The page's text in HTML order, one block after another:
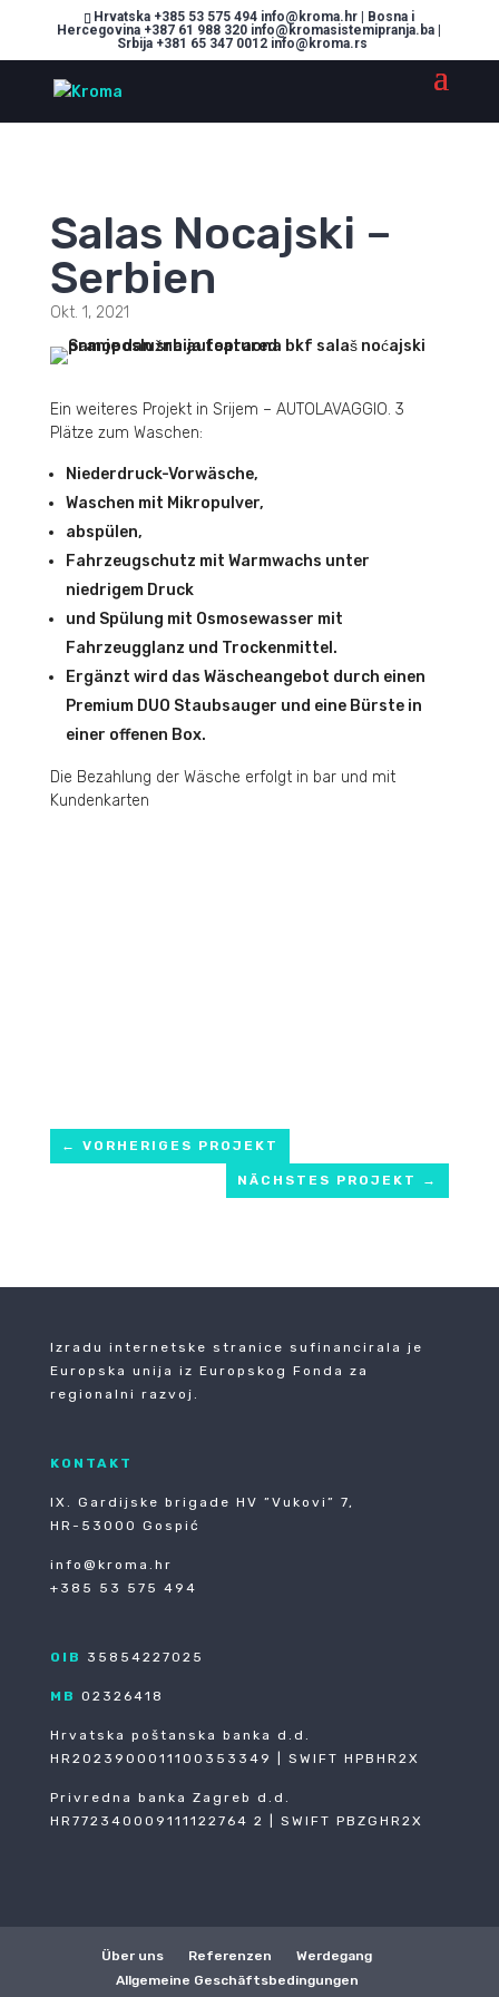
Hrvatska +385 53 575 494 info@kroma.hr | Bosna i
Hercegovina +387 61 988 320 info@kromasistemipranja.ba |
Srbija +381 65 347 0012 info@kroma.rs
Salas Nocajski –
Serbien
Okt. 1, 2021
Ein weiteres Projekt in Srijem – AUTOLAVAGGIO. 3
Plätze zum Waschen:
Niederdruck-Vorwäsche,
Waschen mit Mikropulver,
abspülen,
Fahrzeugschutz mit Warmwachs unter
niedrigem Druck
und Spülung mit Osmosewasser mit
Fahrzeugglanz und Trockenmittel.
Ergänzt wird das Wäscheangebot durch einen
Premium DUO Staubsauger und eine Bürste in
einer offenen Box.
Die Bezahlung der Wäsche erfolgt in bar und mit
Kundenkarten
← VORHERIGES PROJEKT
NÄCHSTES PROJEKT →
Izradu internetske stranice sufinancirala je
Europska unija iz Europskog Fonda za
regionalni razvoj.
KONTAKT
IX. Gardijske brigade HV ”Vukovi” 7,
HR-53000 Gospić
info@kroma.hr
+385 53 575 494
OIB 35854227025
MB 02326418
Hrvatska poštanska banka d.d.
HR2023900011100353349 | SWIFT HPBHR2X
Privredna banka Zagreb d.d.
HR772340009111122764 2 | SWIFT PBZGHR2X
Über uns Referenzen
Werdegang
Allgemeine Geschäftsbedingungen